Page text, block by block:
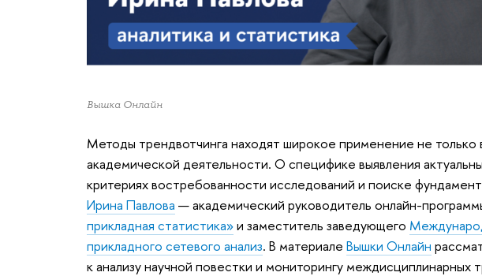
Вышка Онлайн
Методы трендвотчинга находят широкое применение не только
академической деятельности. О специфике выявления
критериях востребованности исследований и поиске
Ирина Павлова — академический руководитель онлайн-
прикладная статистика»и заместитель заведующего
прикладного сетевого анализ. В материалеВышки Онлайн
к анализу научной повестки и мониторингу междисциплинарных